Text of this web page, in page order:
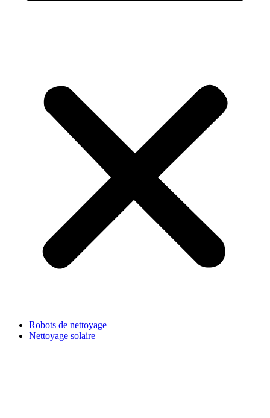
Robots de nettoyage
Nettoyage solaire